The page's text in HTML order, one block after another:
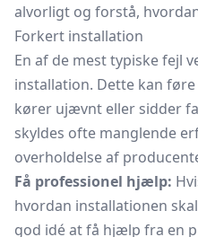
alvorligt og forstå,
Forkert installation
En af de mest typiske fejl
installation. Dette kan
kører ujævnt eller sidder
skyldes ofte manglende
overholdelse af
Få professionel hjælp:
hvordan installationen
god idé at få hjælp fra en